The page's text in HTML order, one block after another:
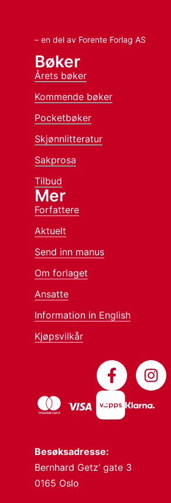
– en del av Forente Forlag AS
Besøksadresse:
Bernhard Getz’ gate 3
0165 Oslo
Bøker
Årets bøker
Kommende bøker
Pocketbøker
Skjønnlitteratur
Sakprosa
Tilbud
Mer
Forfattere
Aktuelt
Send inn manus
Om forlaget
Ansatte
Information in English
Kjøpsvilkår